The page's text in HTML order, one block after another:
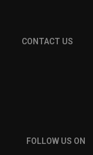
CONTACT US
FOLLOW US ON